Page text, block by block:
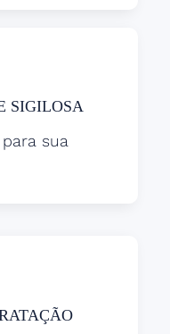
SIGILOSA
sua